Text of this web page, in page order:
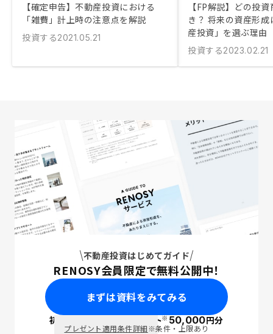
【確定申告】不動産投資における
「雑費」計上時の注意点を解説
投資する2021.05.21
【FP解説】どの投
き？ 将来の資産形
産投資」を選ぶ理由
投資する2023.02.21
不動産投資はじめてガイド
RENOSY会員限定で無料公開中！
まずは資料をみてみる
初回面談で ポイント※50,000円分
プレゼント適用条件詳細※条件・上限あり